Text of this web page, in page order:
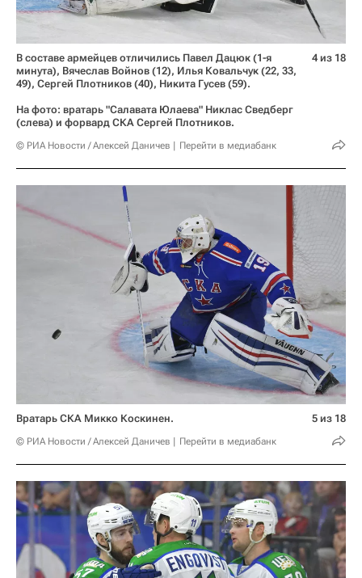
В составе армейцев отличились Павел Дацюк (1-я
минута), Вячеслав Войнов (12), Илья Ковальчук (22, 33,
49), Сергей Плотников (40), Никита Гусев (59).
На фото: вратарь "Салавата Юлаева" Никлас Сведберг
(слева) и форвард СКА Сергей Плотников.
© РИА Новости / Алексей Даничев Перейти в медиабанк
4 из 18
Вратарь СКА Микко Коскинен.
© РИА Новости / Алексей Даничев Перейти в медиабанк
5 из 18